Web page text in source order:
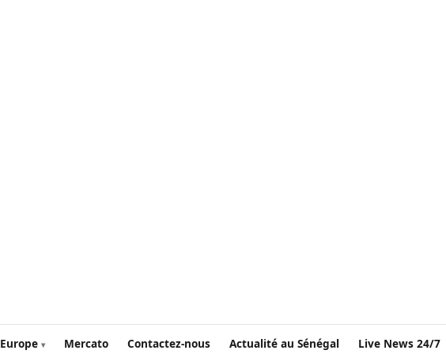
Europe Mercato Contactez-nous Actualité au Sénégal Live News 24/7